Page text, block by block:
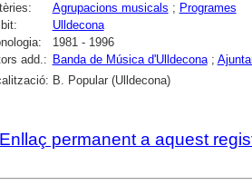
Agrupacions musicals ; Programes
Ulldecona
1981 - 1996
add.: Banda de Música d'Ulldecona;
B. Popular (Ulldecona)
Enllaç permanent a aquest